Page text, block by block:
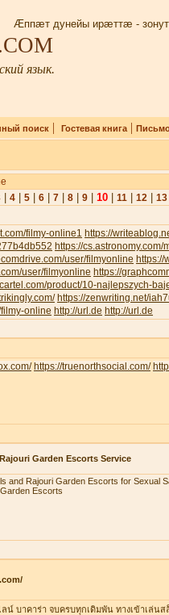
Æппæт дунейы ирæттæ - зонут
язык.
поиск| Гостевая книга|
| 4| 5| 6| 7| 8| 9| 10| 11| 12| 13|
filmy-online1 https://
https://
user/filmyonline https://
user/filmyonline https://
product/10-najlepszych-
https://zenwriting.net/
online http://url.de http://url.de
https://truenorthsocial.com/
Garden Escorts Service
and Rajouri Garden Escorts for Sexual
Escorts
น์ บาคาร่า จบครบทุกเดิมพัน ทางเข้าเล่